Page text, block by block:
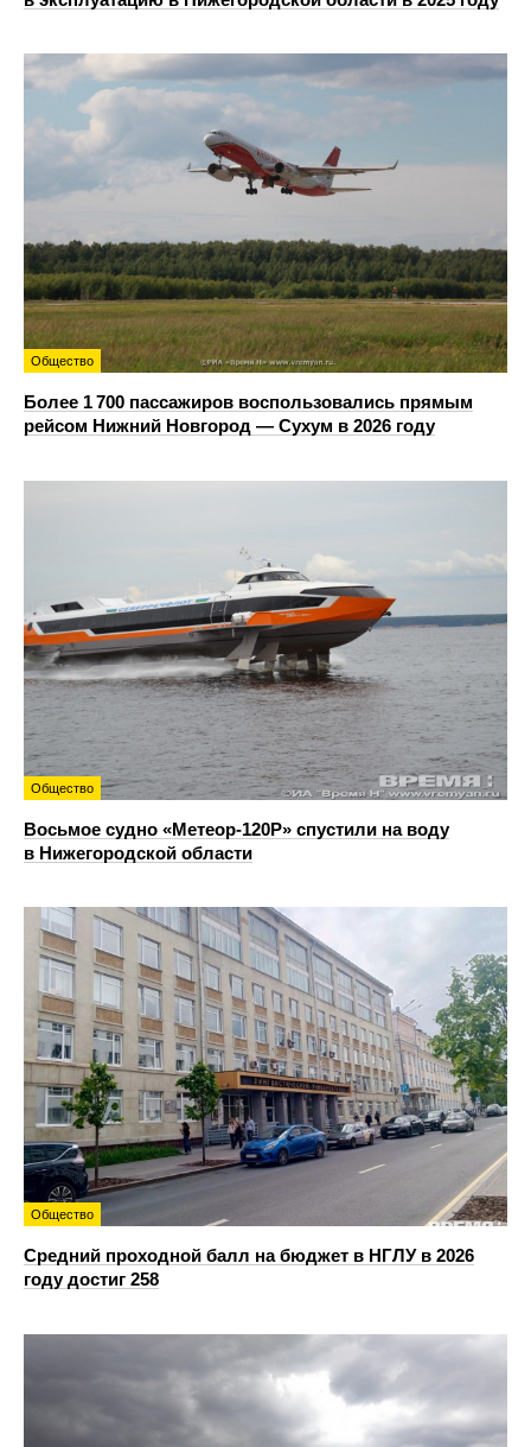
Общество
Более 1 700 пассажиров воспользовались прямым
рейсом Нижний Новгород — Сухум в 2026 году
Общество
Восьмое судно «Метеор-120Р» спустили на воду
в Нижегородской области
Общество
Средний проходной балл на бюджет в НГЛУ в 2026
году достиг 258